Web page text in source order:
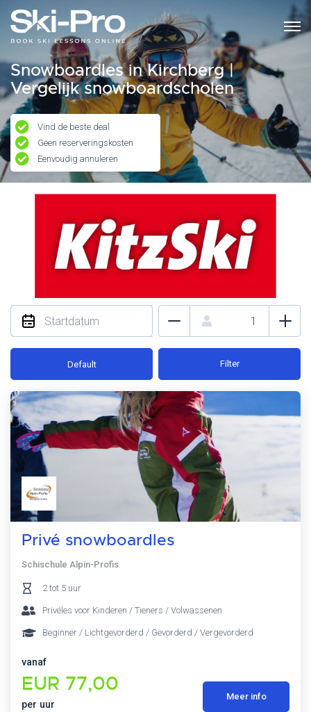
Snowboardles in Kirchberg |
Vergelijk snowboardscholen
Vind de beste deal
Geen reserveringskosten
Eenvoudig annuleren
Default Filter
Privé snowboardles
Schischule Alpin-Profis
2 tot 5 uur
Privéles voor Kinderen / Tieners / Volwassenen
Beginner / Lichtgevorderd / Gevorderd / Vergevorderd
vanaf
EUR 77,00
per uur
Meer info